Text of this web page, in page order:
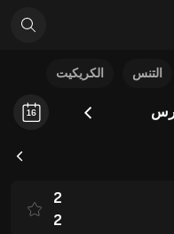
التنس الكريكيت
16
2
2